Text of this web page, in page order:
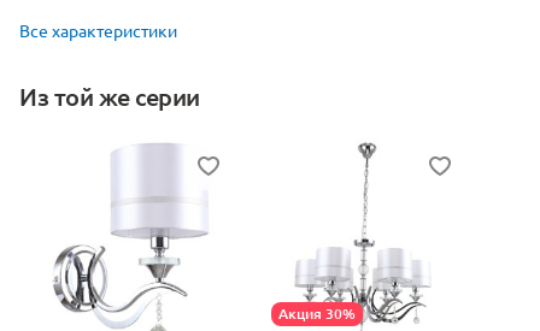
Все характеристики
Из той же серии
Акция 30%